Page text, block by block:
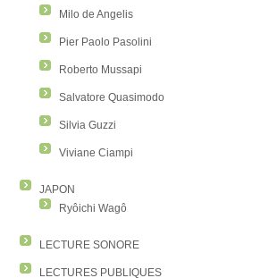
Milo de Angelis
Pier Paolo Pasolini
Roberto Mussapi
Salvatore Quasimodo
Silvia Guzzi
Viviane Ciampi
JAPON
Ryôichi Wagô
LECTURE SONORE
LECTURES PUBLIQUES